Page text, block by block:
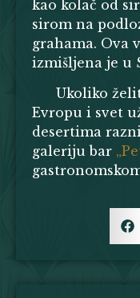
kao kolač od
sirom na
grahama. Ova
izmišljena je u
Ukoliko
Evropu i svet
desertima
galeriju bar